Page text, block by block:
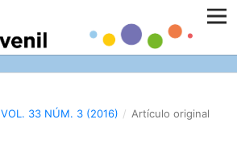
VOL. 33 NÚM. 3 (2016) / Artículo original